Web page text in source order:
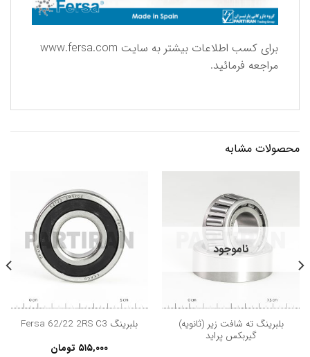
برای كسب اطلاعات بیشتر به سایت www.fersa.com
مراجعه فرمائید.
محصولات مشابه
ناموجود
بلبرینگ ته شافت زیر (ثانویه)
گیربکس پراید
بلبرینگ Fersa 62/22 2RS C3
۵۱۵,۰۰۰ تومان